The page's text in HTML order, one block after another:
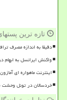
تازه ترین
دقیقا به اندازه مصرف
واکنش ایرانسل به ابهام
اینترنت ماهواره ای
خردسالان در تونل وحشت